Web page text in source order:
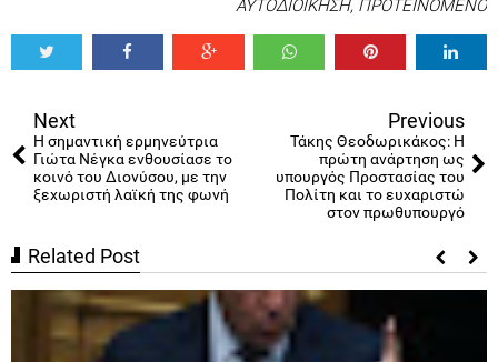
ΑΥΤΟΔΙΟΙΚΗΣΗ, ΠΡΟΤΕΙΝΟΜΕΝΟ
Next
H σημαντική ερμηνεύτρια
Γιώτα Νέγκα ενθουσίασε το
κοινό του Διονύσου, με την
ξεχωριστή λαϊκή της φωνή
Previous
Τάκης Θεοδωρικάκος: Η
πρώτη ανάρτηση ως
υπουργός Προστασίας του
Πολίτη και το ευχαριστώ
στον πρωθυπουργό
Related Post